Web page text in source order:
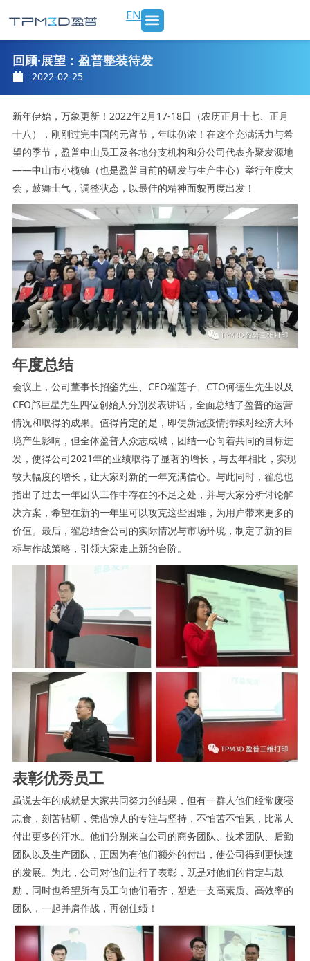
至
内
EN
回顾·展望：盈普整装待发
2022-02-25
新年伊始，万象更新！2022年2月17-18日（农历正月十七、正月
十八），刚刚过完中国的元宵节，年味仍浓！在这个充满活力与希
望的季节，盈普中山员工及各地分支机构和分公司代表齐聚发源地
——中山市小榄镇（也是盈普目前的研发与生产中心）举行年度大
会，鼓舞士气，调整状态，以最佳的精神面貌再度出发！
年度总结
会议上，公司董事长招銮先生、CEO翟莲子、CTO何德生先生以及
CFO邝巨星先生四位创始人分别发表讲话，全面总结了盈普的运营
情况和取得的成果。值得肯定的是，即使新冠疫情持续对经济大环
境产生影响，但全体盈普人众志成城，团结一心向着共同的目标进
发，使得公司2021年的业绩取得了显著的增长，与去年相比，实现
较大幅度的增长，让大家对新的一年充满信心。与此同时，翟总也
指出了过去一年团队工作中存在的不足之处，并与大家分析讨论解
决方案，希望在新的一年里可以攻克这些困难，为用户带来更多的
价值。最后，翟总结合公司的实际情况与市场环境，制定了新的目
标与作战策略，引领大家走上新的台阶。
表彰优秀员工
虽说去年的成就是大家共同努力的结果，但有一群人他们经常废寝
忘食，刻苦钻研，凭借惊人的专注与坚持，不怕苦不怕累，比常人
付出更多的汗水。他们分别来自公司的商务团队、技术团队、后勤
团队以及生产团队，正因为有他们额外的付出，使公司得到更快速
的发展。为此，公司对他们进行了表彰，既是对他们的肯定与鼓
励，同时也希望所有员工向他们看齐，塑造一支高素质、高效率的
团队，一起并肩作战，再创佳绩！